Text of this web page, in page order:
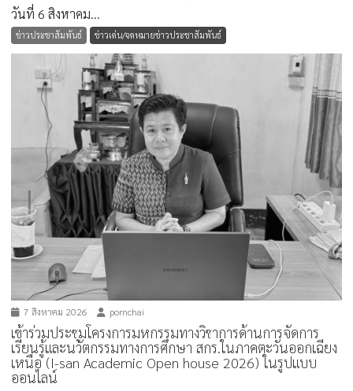
วันที่ 6 สิงหาคม...
ข่าวประชาสัมพันธ์ ข่าวเด่น/จดหมายข่าวประชาสัมพันธ์
7 สิงหาคม 2026 pornchai
เข้าร่วมประชุมโครงการมหกรรมทางวิชาการด้านการจัดการ
เรียนรู้และนวัตกรรมทางการศึกษา สกร.ในภาคตะวันออกเฉียง
เหนือ (I-san Academic Open house 2026) ในรูปแบบ
ออนไลน์